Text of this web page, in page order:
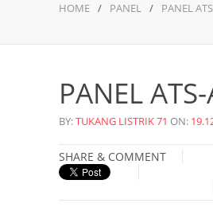
HOME / PANEL / PANEL
PANEL
BY:TUKANG LISTRIK 71 ON:
SHARE & COMMENT